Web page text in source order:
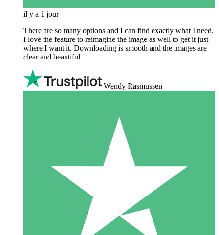
il y a 1 jour
There are so many options and I can find exactly what I need.
I love the feature to reimagine the image as well to get it just
where I want it. Downloading is smooth and the images are
clear and beautiful.
Wendy Rasmussen